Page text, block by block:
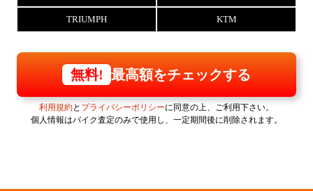
TRIUMPH KTM
無料! 最高額をチェックする
利用規約と プライバシーポリシーに同意の上、ご利用下さい。
個人情報はバイク査定のみで使用し、一定期間後に削除されます。